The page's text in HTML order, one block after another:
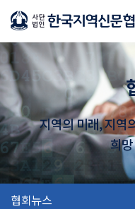
지역의 미래, 지역
희
협회뉴스